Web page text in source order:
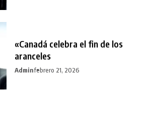
«Canadá celebra el fin de los
aranceles
Adminfebrero 21, 2026